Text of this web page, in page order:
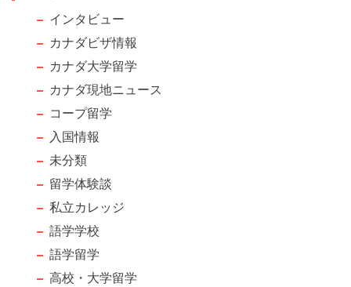
インタビュー
カナダビザ情報
カナダ大学留学
カナダ現地ニュース
コープ留学
入国情報
未分類
留学体験談
私立カレッジ
語学学校
語学留学
高校・大学留学